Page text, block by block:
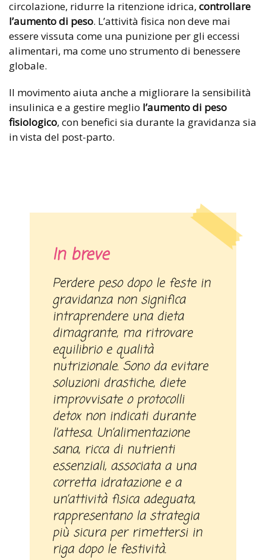
circolazione, ridurre la ritenzione idrica, controllare
l’aumento di peso. L’attività fisica non deve mai
essere vissuta come una punizione per gli eccessi
alimentari, ma come uno strumento di benessere
globale.
Il movimento aiuta anche a migliorare la sensibilità
insulinica e a gestire meglio l’aumento di peso
fisiologico, con benefici sia durante la gravidanza sia
in vista del post-parto.
In breve
Perdere peso dopo le feste in
gravidanza non significa
intraprendere una dieta
dimagrante, ma ritrovare
equilibrio e qualità
nutrizionale. Sono da evitare
soluzioni drastiche, diete
improvvisate o protocolli
detox non indicati durante
l’attesa. Un’alimentazione
sana, ricca di nutrienti
essenziali, associata a una
corretta idratazione e a
un’attività fisica adeguata,
rappresentano la strategia
più sicura per rimettersi in
riga dopo le festività.